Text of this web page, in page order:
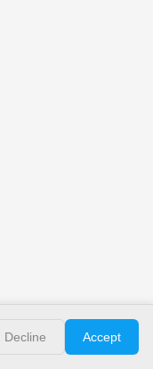
Decline Accept